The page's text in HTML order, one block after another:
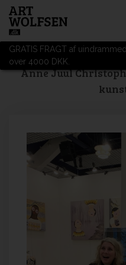
GRATIS FRAGT af
over 4000 DKK.
Anne Juul